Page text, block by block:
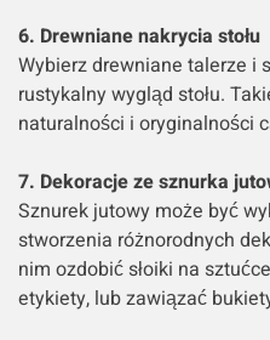
6. Drewniane nakrycia stołu
Wybierz drewniane talerze i
rustykalny wygląd stołu.
naturalności i oryginalności
7. Dekoracje ze sznurka
Sznurek jutowy może być
stworzenia różnorodnych
nim ozdobić słoiki na
etykiety, lub zawiązać